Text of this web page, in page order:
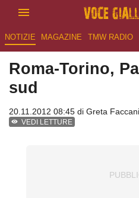
NOTIZIE MAGAZINE TMW RADIO
Roma-Torino,
sud
20.11.2012 08:45 di Greta Faccani
VEDI LETTURE